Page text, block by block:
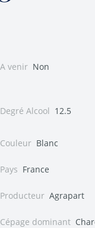
A venir Non
Degré Alcool 12.5
Couleur Blanc
Pays France
Producteur Agrapart
Cépage dominant